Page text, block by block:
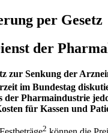
per Gesetz
der
zur Senkung der
im Bundestag
der Pharmaindustrie
für Kassen und
2